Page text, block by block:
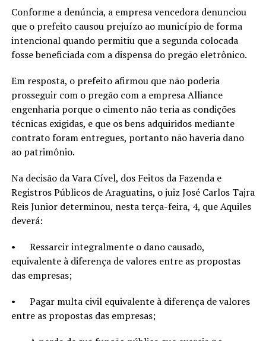
Conforme a denúncia, a empresa vencedora denunciou
que o prefeito causou prejuízo ao município de forma
intencional quando permitiu que a segunda colocada
fosse beneficiada com a dispensa do pregão eletrônico.
Em resposta, o prefeito afirmou que não poderia
prosseguir com o pregão com a empresa Alliance
engenharia porque o cimento não teria as condições
técnicas exigidas, e que os bens adquiridos mediante
contrato foram entregues, portanto não haveria dano
ao patrimônio.
Na decisão da Vara Cível, dos Feitos da Fazenda e
Registros Públicos de Araguatins, o juiz José Carlos Tajra
Reis Junior determinou, nesta terça-feira, 4, que Aquiles
deverá:
• Ressarcir integralmente o dano causado,
equivalente à diferença de valores entre as propostas
das empresas;
• Pagar multa civil equivalente à diferença de valores
entre as propostas das empresas;